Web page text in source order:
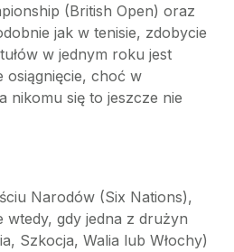
(British Open) oraz
jak w tenisie, zdobycie
w jednym roku jest
osiągnięcie, choć w
nikomu się to jeszcze nie
Narodów (Six Nations),
wtedy, gdy jedna z drużyn
Szkocja, Walia lub Włochy)